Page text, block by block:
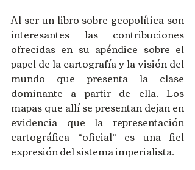
Al ser un libro sobre geopolítica son
interesantes las contribuciones
ofrecidas en su apéndice sobre el
papel de la cartografía y la visión del
mundo que presenta la clase
dominante a partir de ella. Los
mapas que allí se presentan dejan en
evidencia que la representación
cartográfica “oficial” es una fiel
expresión del sistema imperialista.